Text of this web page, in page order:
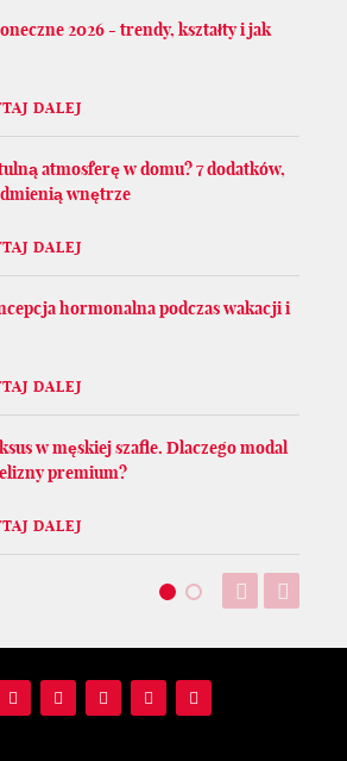
2026 - trendy, kształty i jak
DALEJ
atmosferę w domu? 7 dodatków,
wnętrze
DALEJ
hormonalna podczas wakacji i
DALEJ
w męskiej szafie. Dlaczego modal
premium?
DALEJ